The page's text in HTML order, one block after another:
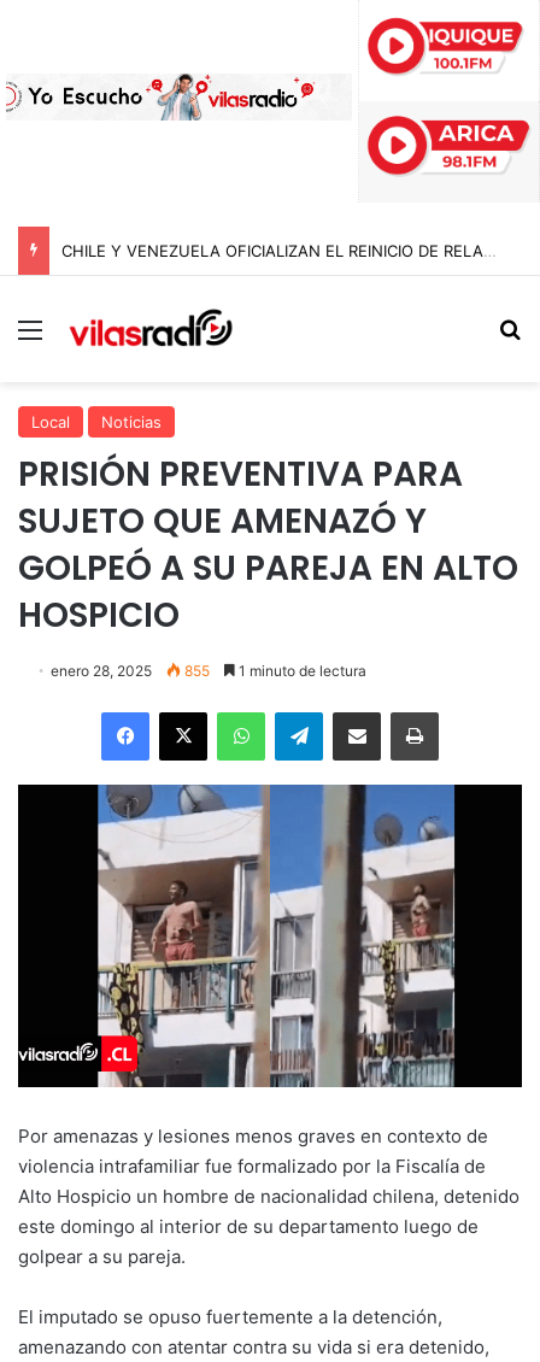
CHILE Y VENEZUELA OFICIALIZAN EL REINICIO DE RELACIONES CONSULARES Y AVANZAN HACIA LA NORMALIZACIÓN DE VÍNCULOS BILATERALES
Menú
Local Noticias
PRISIÓN PREVENTIVA PARA
SUJETO QUE AMENAZÓ Y
GOLPEÓ A SU PAREJA EN ALTO
HOSPICIO
enero 28, 2025 855 1 minuto de lectura
Facebook
X WhatsAppTelegramEnviar vía email Imprimir
Por amenazas y lesiones menos graves en contexto de
violencia intrafamiliar fue formalizado por la Fiscalía de
Alto Hospicio un hombre de nacionalidad chilena, detenido
este domingo al interior de su departamento luego de
golpear a su pareja.
El imputado se opuso fuertemente a la detención,
amenazando con atentar contra su vida si era detenido,